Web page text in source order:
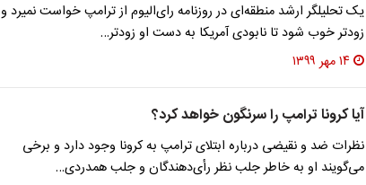
یک تحلیلگر ارشد منطقه‌ای در روزنامه رای‌الیوم از ترامپ خواست نمیرد و
زودتر خوب شود تا نابودی آمریکا به دست او زودتر…
۱۴ مهر ۱۳۹۹
آیا کرونا ترامپ را سرنگون خواهد کرد؟
نظرات ضد و نقیضی درباره ابتلای ترامپ به کرونا وجود دارد و برخی
می‌گویند او به خاطر جلب نظر رأی‌دهندگان و جلب همدردی…